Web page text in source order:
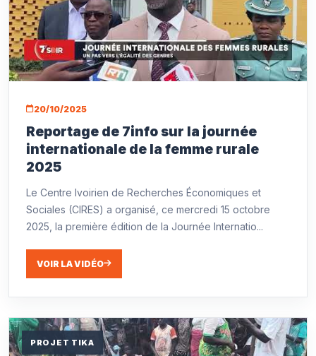
20/10/2025
Reportage de 7info sur la journée
internationale de la femme rurale
2025
Le Centre Ivoirien de Recherches Économiques et
Sociales (CIRES) a organisé, ce mercredi 15 octobre
2025, la première édition de la Journée Internatio...
VOIR LA VIDÉO
PROJET TIKA